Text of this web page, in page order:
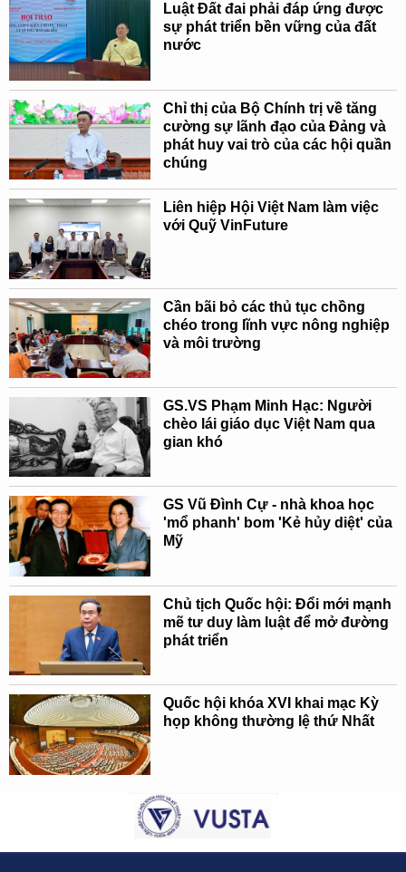
Luật Đất đai phải đáp ứng được
sự phát triển bền vững của đất
nước
Chỉ thị của Bộ Chính trị về tăng
cường sự lãnh đạo của Đảng và
phát huy vai trò của các hội quần
chúng
Liên hiệp Hội Việt Nam làm việc
với Quỹ VinFuture
Cần bãi bỏ các thủ tục chồng
chéo trong lĩnh vực nông nghiệp
và môi trường
GS.VS Phạm Minh Hạc: Người
chèo lái giáo dục Việt Nam qua
gian khó
GS Vũ Đình Cự - nhà khoa học
'mổ phanh' bom 'Kẻ hủy diệt' của
Mỹ
Chủ tịch Quốc hội: Đổi mới mạnh
mẽ tư duy làm luật để mở đường
phát triển
Quốc hội khóa XVI khai mạc Kỳ
họp không thường lệ thứ Nhất